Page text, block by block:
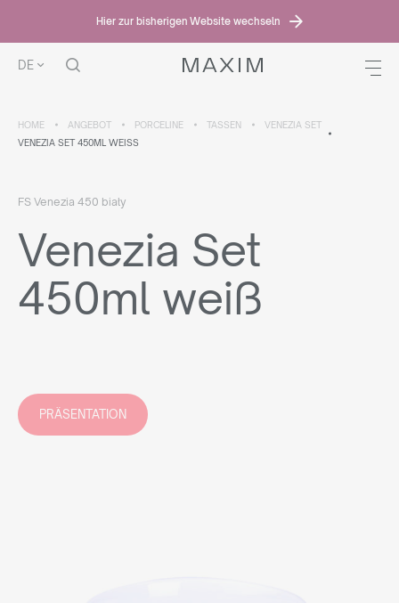
Hier zur bisherigen Website wechseln
DE
HOME ANGEBOT PORCELINE TASSEN
VENEZIA SET
VENEZIA SET 450ML WEISS
FS Venezia 450 biały
Venezia Set
450ml weiß
PRÄSENTATION